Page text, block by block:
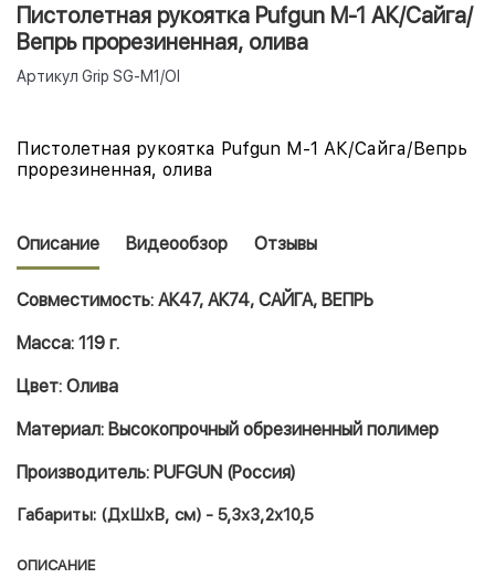
Пистолетная рукоятка Pufgun M-1 АК/Сайга/
Вепрь прорезиненная, олива
Артикул Grip SG-M1/Ol
Пистолетная рукоятка Pufgun M-1 АК/Сайга/Вепрь
прорезиненная, олива
Описание Видеообзор Отзывы
Совместимость: АК47, АК74, САЙГА, ВЕПРЬ
Масса: 119 г.
Цвет: Олива
Материал: Высокопрочный обрезиненный полимер
Производитель: PUFGUN (Россия)
Габариты: (ДхШхВ, см) - 5,3х3,2х10,5
ОПИСАНИЕ